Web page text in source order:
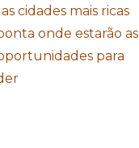
cidades mais ricas
onde estarão as
para